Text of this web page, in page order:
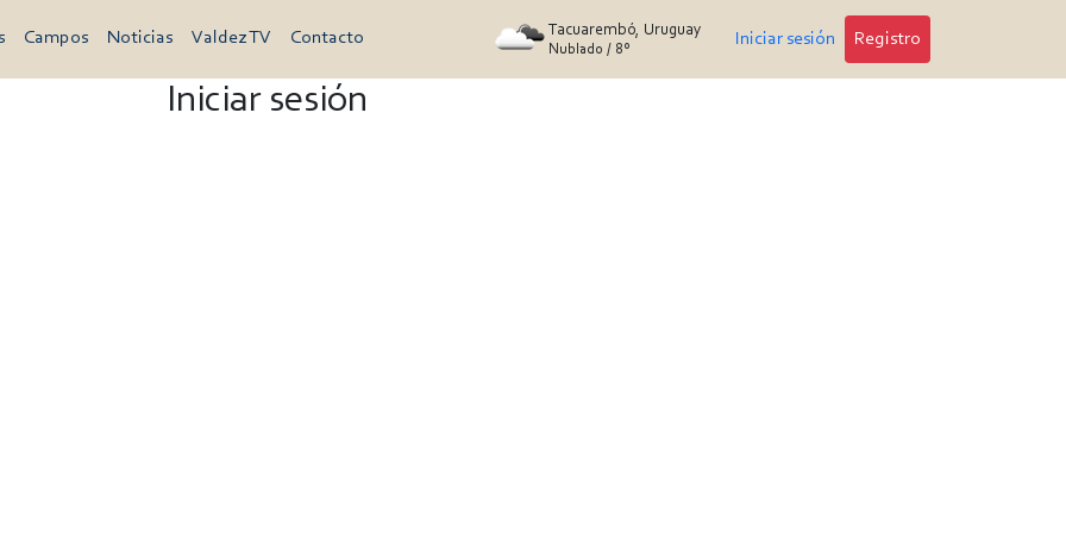
Campos Noticias Valdez TV Contacto Tacuarembó, Uruguay
Nublado / 8° Iniciar sesión Registro
Iniciar sesión